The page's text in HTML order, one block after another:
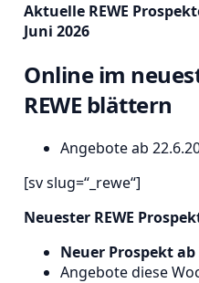
Aktuelle REWE
Juni 2026
Online im
REWE blättern
Angebote ab
[sv slug=“_rewe“]
Neuester REWE
Neuer Prospekt ab
Angebote diese